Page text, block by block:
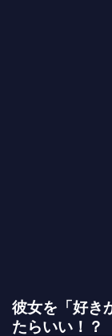
彼女を「好き
たらいい！？